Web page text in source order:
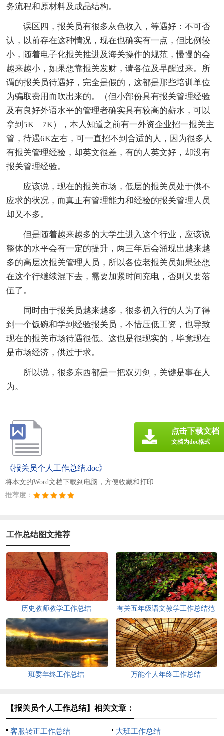
务流程和原材料及成品结构。
误区四，报关员有很多灰色收入，等遇好：不可否
认，以前存在这种情况，现在也确实有一点，但比例较
小，随着电子化报关推进及海关操作的规范，慢慢的会
越来越小，如果想靠报关发财，请各位及早醒过来。所
谓的报关员待遇好，完全是假的，这都是那些培训单位
为骗取费用而吹出来的。（但小部份具有报关管理经验
及有良好外语水平的管理者确实具有较高的薪水，可以
拿到5K—7K），本人知道之前有一外资企业招一报关主
管，待遇6K左右，可一直招不到合适的人，因为很多人
有报关管理经验，却英文很差，有的人英文好，却没有
报关管理经验。
应该说，现在的报关市场，低层的报关员处于供不
应求的状况，而真正有管理能力和经验的报关管理人员
却又不多。
但是随着越来越多的大学生进入这个行业，应该说
整体的水平会有一定的提升，两三年后会涌现出越来越
多的高层次报关管理人员，所以各位老报关员如果还想
在这个行继续混下去，需要加紧时间充电，否则又要落
伍了。
同时由于报关员越来越多，很多初入行的人为了得
到一个饭碗和学到经验报关员，不惜压低工资，也导致
现在的报关市场待遇很低。这也是很现实的，毕竟现在
是市场经济，供过于求。
所以说，很多东西都是一把双刃剑，关键是事在人
为。
《报关员个人工作总结.doc》
将本文的Word文档下载到电脑，方便收藏和打印
推荐度：
点击下载文档
文档为doc格式
工作总结图文推荐
历史教师教学工作总结
有关五年级语文教学工作总结范
文
班委年终工作总结 万能个人年终工作总结
【报关员个人工作总结】相关文章：
客服转正工作总结 大班工作总结